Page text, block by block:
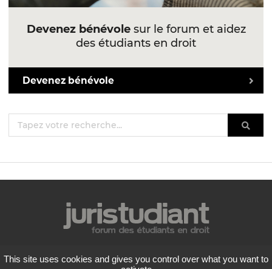
Devenez bénévolesur le forum et aidez
des étudiants en droit
Devenez bénévole
Mentions légales
This site uses cookies and gives you control over what you want to